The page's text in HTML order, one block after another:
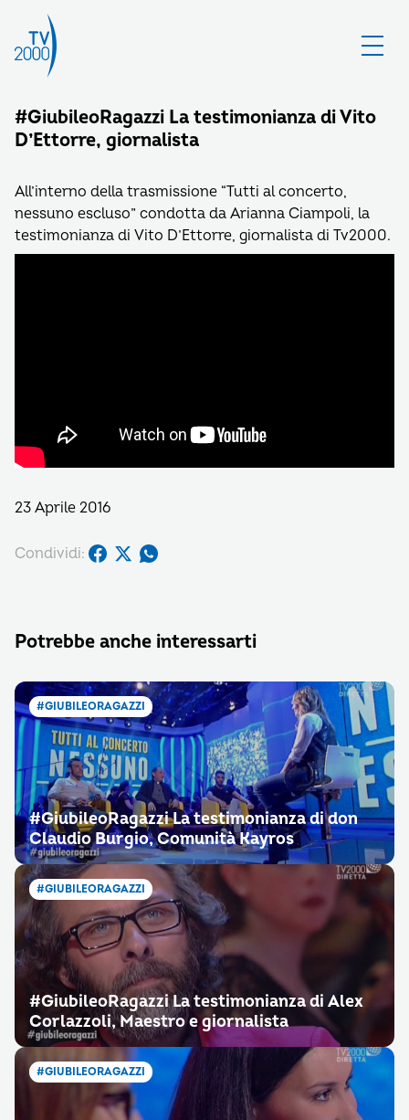
#GiubileoRagazzi La testimonianza di Vito
D’Ettorre, giornalista
All’interno della trasmissione “Tutti al concerto,
nessuno escluso” condotta da Arianna Ciampoli, la
testimonianza di Vito D’Ettorre, giornalista di Tv2000.
23 Aprile 2016
Condividi:
Potrebbe anche interessarti
#GIUBILEORAGAZZI
#GiubileoRagazzi La testimonianza di don
Claudio Burgio, Comunità Kayros
#GIUBILEORAGAZZI
#GiubileoRagazzi La testimonianza di Alex
Corlazzoli, Maestro e giornalista
#GIUBILEORAGAZZI